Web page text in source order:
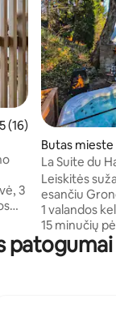
įvertinimas: 5
5 (16)
3
Butas
La Suite du
Leiskitės
esančiu
1 valandos
15 minučių
ir 15 minučių
patogumų.